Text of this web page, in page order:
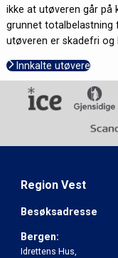
ikke at utøveren går på
grunnet totalbelastning
utøveren er skadefri og
Innkalte utøvere
Region Vest
Besøksadresse
Bergen:
Idrettens Hus,